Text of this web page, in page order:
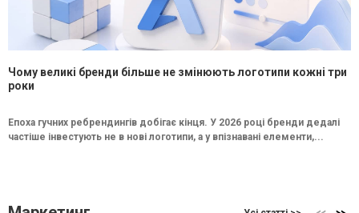
Чому великі бренди більше не змінюють логотипи кожні три
роки
Епоха гучних ребрендингів добігає кінця. У 2026 році бренди дедалі
частіше інвестують не в нові логотипи, а у впізнавані елементи,...